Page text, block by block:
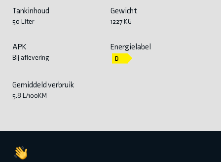
Tankinhoud
50 Liter
Gewicht
1227 KG
APK
Bij aflevering
Energielabel
Gemiddeld verbruik
5.8 L/100KM